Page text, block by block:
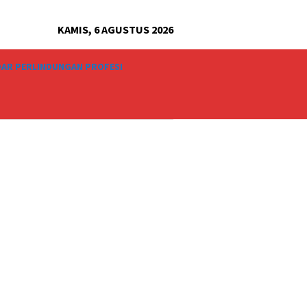
KAMIS, 6 AGUSTUS 2026
PERLINDUNGAN PROFESI